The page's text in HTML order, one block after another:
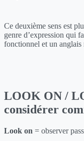
Ce deuxième sens est
genre d’expression qui
fonctionnel et un anglais
LOOK ON /
considérer
Look on = observer